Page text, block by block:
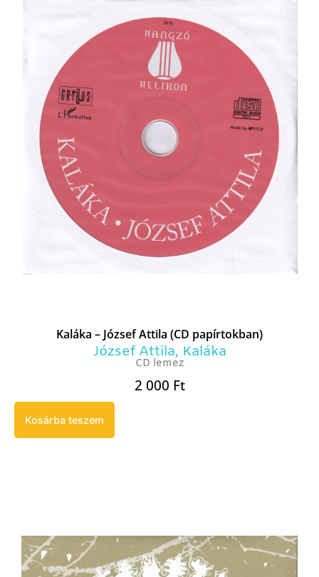
Kaláka – József Attila (CD papírtokban)
József Attila, Kaláka
CD lemez
2 000 Ft
Kosárba teszem